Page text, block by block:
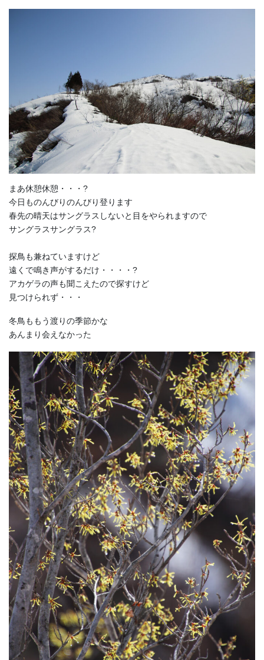
まあ休憩休憩・・・?
今日ものんびりのんびり登ります
春先の晴天はサングラスしないと目をやられますので
サングラスサングラス?
探鳥も兼ねていますけど
遠くで鳴き声がするだけ・・・・?
アカゲラの声も聞こえたので探すけど
見つけられず・・・
冬鳥ももう渡りの季節かな
あんまり会えなかった